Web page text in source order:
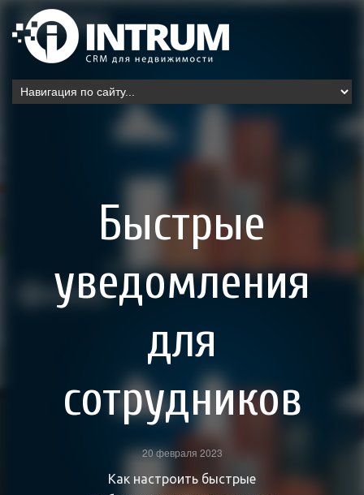
Быстрые
уведомления
для
сотрудников
20 февраля 2023
Как настроить быстрые